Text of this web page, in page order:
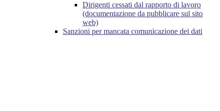
Dirigenti cessati dal rapporto di lavoro
(documentazione da pubblicare sul sito
web)
Sanzioni per mancata comunicazione dei dati